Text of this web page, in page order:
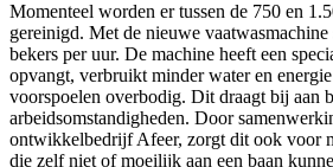
Momenteel worden er tussen de 750 en
gereinigd. Met de nieuwe
bekers per uur. De machine heeft een
opvangt, verbruikt minder water en
voorspoelen overbodig. Dit draagt bij aan
arbeidsomstandigheden. Door
ontwikkelbedrijf Afeer, zorgt dit ook voor
die zelf niet of moeilijk aan een baan